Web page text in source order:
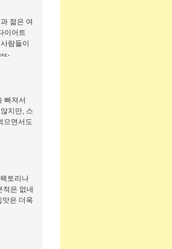
젊은 여
이어트
람들이
빠져서
지만, 스
으면서도
토리나
은 없네
맛은 더욱